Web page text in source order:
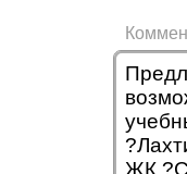
ЖК